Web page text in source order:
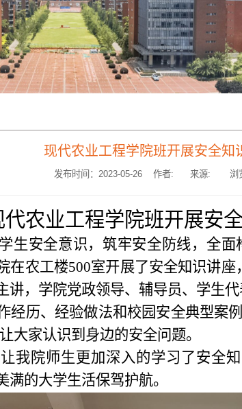
现代农业工程学院班开展安全知
发布时间：2023-05-26 作者: 来源: 浏
代农业工程学院班开展安
生安全意识，筑牢安全防线，全面
在农工楼500室开展了安全知识讲
讲，学院党政领导、辅导员、学生代
经历、经验做法和校园安全典型案
大家认识到身边的安全问题。
我院师生更加深入的学习了安全
的大学生活保驾护航。